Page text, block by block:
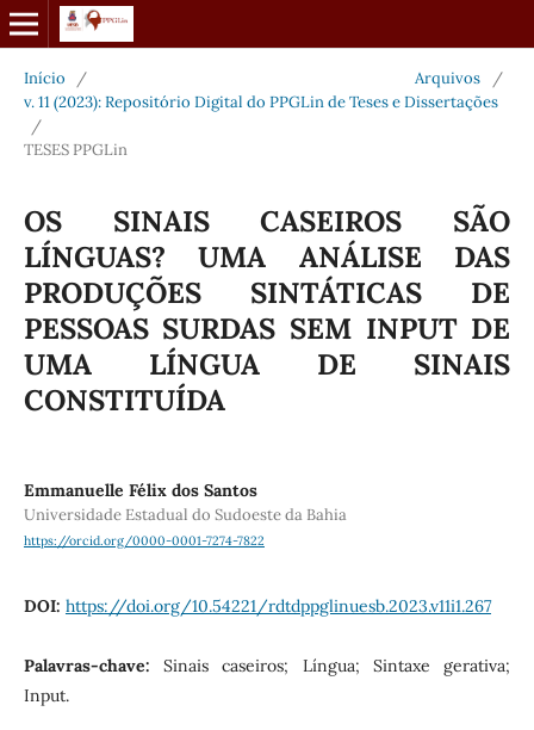
Início / Arquivos
/
v. 11 (2023): Repositório Digital do PPGLin de Teses e Dissertações
/
TESES PPGLin
OS SINAIS CASEIROS SÃO
LÍNGUAS? UMA ANÁLISE DAS
PRODUÇÕES SINTÁTICAS DE
PESSOAS SURDAS SEM INPUT DE
UMA LÍNGUA DE SINAIS
CONSTITUÍDA
Emmanuelle Félix dos Santos
Universidade Estadual do Sudoeste da Bahia
https://orcid.org/0000-0001-7274-7822
DOI: https://doi.org/10.54221/rdtdppglinuesb.2023.v11i1.267
Palavras-chave:Sinais caseiros; Língua; Sintaxe gerativa;
Input.